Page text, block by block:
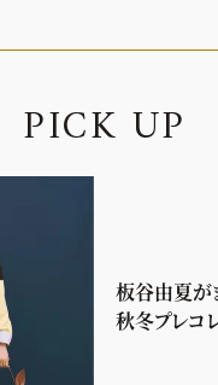
PICK UP
板谷由夏が
秋冬プレコ